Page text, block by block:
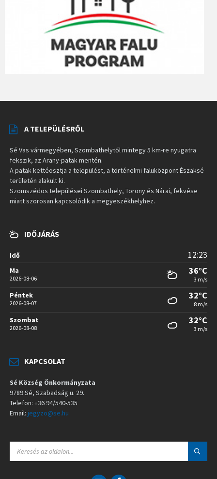
A TELEPÜLÉSRŐL
Sé Vas vármegyében, Szombathelytől mintegy 5 km-re nyugatra
fekszik, az Arany-patak mentén.
A patak kettéosztja a települést, a történelmi faluközpont Északsé
területén alakult ki.
Szomszédos települései Szombathely, Torony és Nárai, fekvése
miatt szorosan kapcsolódik a megyeszékhelyhez.
IDŐJÁRÁS
Idő 12:23
Ma
2026-08-06
36°C
3 m/s
Péntek
2026-08-07
32°C
8 m/s
Szombat
2026-08-08
32°C
3 m/s
KAPCSOLAT
Sé Község Önkormányzata
9789 Sé, Szabadság u. 29.
Telefon: +36 94/540-535
Email: jegyzo@se.hu
A